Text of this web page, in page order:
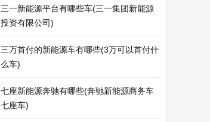
三一新能源平台有哪些车(三一集团新能源
投资有限公司)
三万首付的新能源车有哪些(3万可以首付什
么车)
七座新能源奔驰有哪些(奔驰新能源商务车
七座车)